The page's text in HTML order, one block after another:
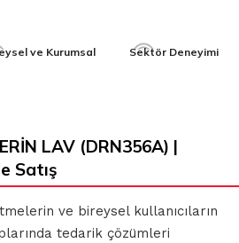
ve Kurumsal Sektör Deneyimi
LAV (DRN356A) |
Satış
ve bireysel kullanıcıların
tedarik çözümleri